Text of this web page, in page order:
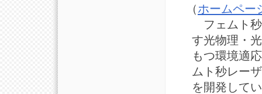
（ホームペー
フェムト秒
す光物理・
もつ環境適
ムト秒レー
を開発して